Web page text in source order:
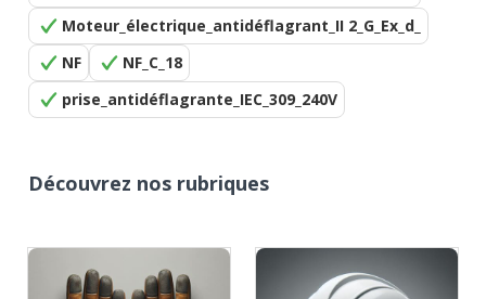
Moteur_électrique_antidéflagrant_II 2_G_Ex_d_
NF
NF_C_18
prise_antidéflagrante_IEC_309_240V
Découvrez nos rubriques